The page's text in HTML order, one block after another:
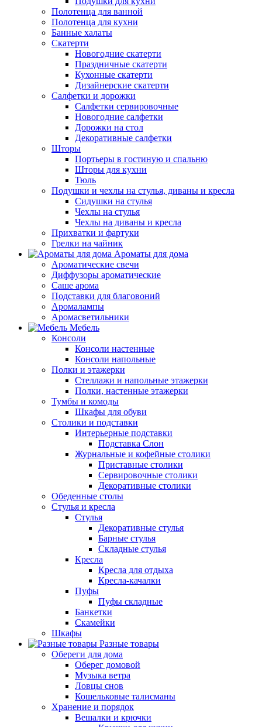
Полотенца для ванной
Полотенца для кухни
Банные халаты
Скатерти
Новогодние скатерти
Праздничные скатерти
Кухонные скатерти
Дизайнерские скатерти
Салфетки и дорожки
Салфетки сервировочные
Новогодние салфетки
Дорожки на стол
Декоративные салфетки
Шторы
Портьеры в гостиную и спальню
Шторы для кухни
Тюль
Подушки и чехлы на стулья, диваны и кресла
Сидушки на стулья
Чехлы на стулья
Чехлы на диваны и кресла
Прихватки и фартуки
Грелки на чайник
Ароматы для дома
Ароматические свечи
Диффузоры ароматические
Саше арома
Подставки для благовоний
Аромалампы
Аромасветильники
Мебель
Консоли
Консоли настенные
Консоли напольные
Полки и этажерки
Стеллажи и напольные этажерки
Полки, настенные этажерки
Тумбы и комоды
Шкафы для обуви
Столики и подставки
Интерьерные подставки
Подставка Слон
Журнальные и кофейные столики
Приставные столики
Сервировочные столики
Декоративные столики
Обеденные столы
Стулья и кресла
Стулья
Декоративные стулья
Барные стулья
Складные стулья
Кресла
Кресла для отдыха
Кресла-качалки
Пуфы
Пуфы складные
Банкетки
Скамейки
Шкафы
Разные товары
Обереги для дома
Оберег домовой
Музыка ветра
Ловцы снов
Кошельковые талисманы
Хранение и порядок
Вешалки и крючки